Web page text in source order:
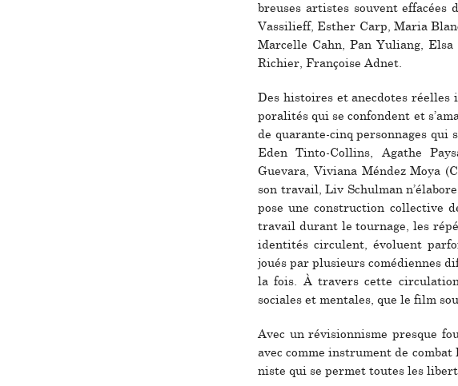
breu­ses artis­tes sou­vent
Vassilieff, Esther Carp, Maria
Marcelle Cahn, Pan Yuliang,
Richier, Françoise Adnet.
Des his­toi­res et anec­do­tes réel­les
po­ra­li­tés qui se confon­dent et
de qua­rante-cinq per­son­na­ges qui
Eden Tinto-Collins, Agathe
Guevara, Viviana Méndez Moya
son tra­vail, Liv Schulman
pose une cons­truc­tion col­lec­tive
tra­vail durant le tour­nage, les
iden­ti­tés cir­cu­lent, évoluent
joués par plu­sieurs comé­dien­nes
la fois. À tra­vers cette
socia­les et men­ta­les, que le film
Avec un révi­sion­nisme pres­que
avec comme ins­tru­ment de
niste qui se permet toutes les